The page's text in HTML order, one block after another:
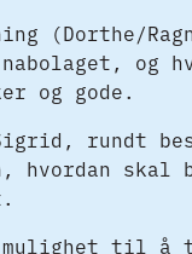
(Dorthe/
og
og gode.
rundt
skal
mulighet til å